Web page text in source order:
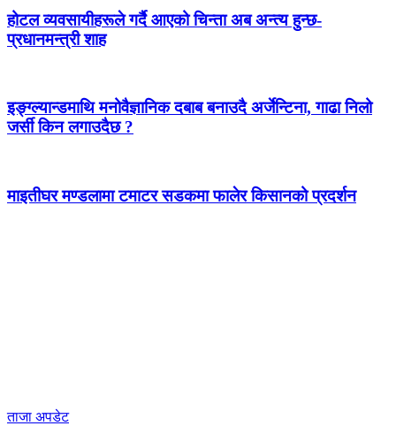
होटल व्यवसायीहरूले गर्दै आएको चिन्ता अब अन्त्य हुन्छ-
प्रधानमन्त्री शाह
इङ्ग्ल्यान्डमाथि मनोवैज्ञानिक दबाब बनाउदै अर्जेन्टिना, गाढा निलो
जर्सी किन लगाउदैछ ?
माइतीघर मण्डलामा टमाटर सडकमा फालेर किसानको प्रदर्शन
ताजा अपडेट